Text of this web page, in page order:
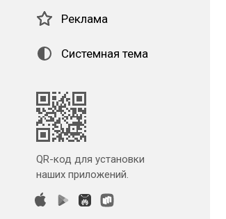
Реклама
Системная тема
QR-код для установки
наших приложений.